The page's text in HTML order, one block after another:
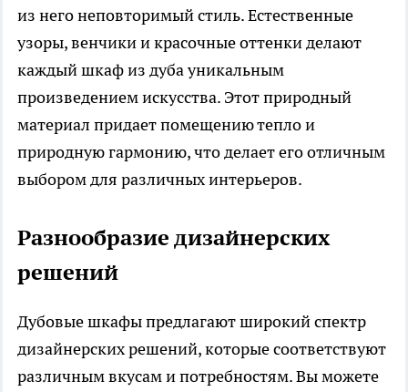
из него неповторимый стиль. Естественные
узоры, венчики и красочные оттенки делают
каждый шкаф из дуба уникальным
произведением искусства. Этот природный
материал придает помещению тепло и
природную гармонию, что делает его отличным
выбором для различных интерьеров.
Разнообразие дизайнерских
решений
Дубовые шкафы предлагают широкий спектр
дизайнерских решений, которые соответствуют
различным вкусам и потребностям. Вы можете